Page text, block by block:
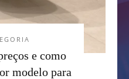
e como
modelo para